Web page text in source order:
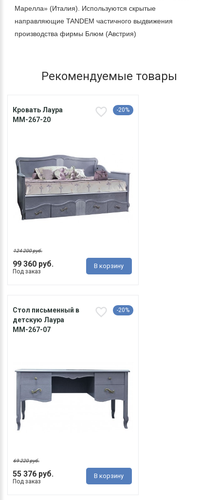
Марелла» (Италия). Используются скрытые
направляющие TANDEM частичного выдвижения
производства фирмы Блюм (Австрия)
Рекомендуемые товары
Кровать Лаура
ММ-267-20
-20%
99 360 руб.
124 200 руб.
Под заказ
В корзину
Стол письменный в
детскую Лаура
ММ-267-07
-20%
55 376 руб.
69 220 руб.
Под заказ
В корзину